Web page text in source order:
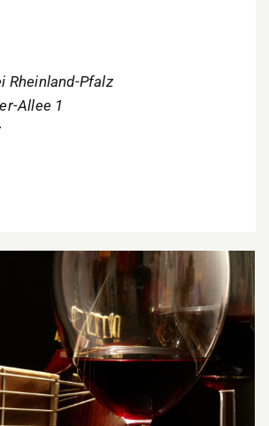
Rheinland-Pfalz
Allee 1
Sinne: „Wein & Musik“ kehrt in
Innenstadt zurück